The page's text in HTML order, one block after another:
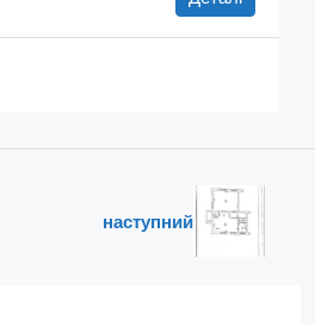
наступний